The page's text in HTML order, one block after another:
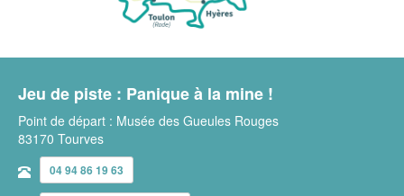
Jeu de piste : Panique à la mine !
Point de départ : Musée des Gueules Rouges
83170 Tourves
04 94 86 19 63